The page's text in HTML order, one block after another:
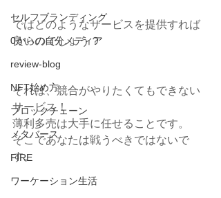
セルフブランディング
0からの自分メディア
review-blog
NFT始め方
ブロックチェーン
メタバース
FIRE
ワーケーション生活
ではどのようなサービスを提供すれば
良いのでしょう？
それは、競合がやりたくてもできない
サービス！
薄利多売は大手に任せることです。
そこであなたは戦うべきではないで
す。